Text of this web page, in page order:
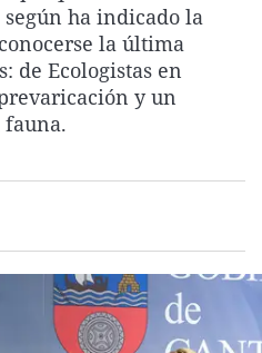
La rosa de los vientos
Gente viajera
Como el perro y el
Caso
Retornados
Equipo de
Extremadura
Galicia
La Rioja
Virales
Televisión
Elecciones
ha indicado la
la última
de Ecologistas en
y un